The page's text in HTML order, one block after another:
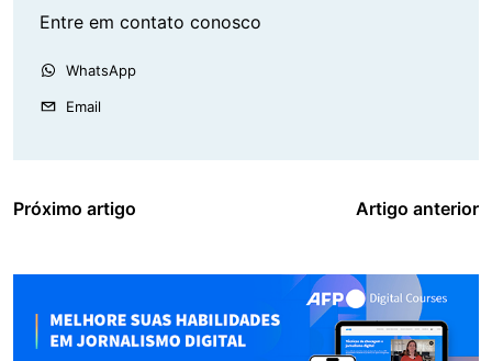
Entre em contato conosco
WhatsApp
Email
Próximo artigo Artigo anterior